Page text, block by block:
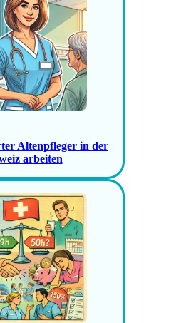
Altenpfleger in der
arbeiten